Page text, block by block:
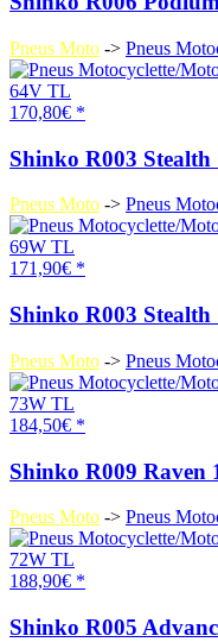
Pneus Moto -> Pneus
170,80€ *
Shinko R003
Pneus Moto -> Pneus
171,90€ *
Shinko R003
Pneus Moto -> Pneus
184,50€ *
Shinko R009 Raven
Pneus Moto -> Pneus
188,90€ *
Shinko R005